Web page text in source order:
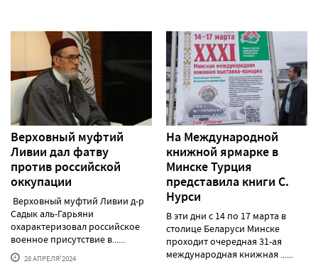
Верховный муфтий
Ливии дал фатву
против российской
оккупации
Верховный муфтий Ливии д-р
Садык аль-Гарьяни
охарактеризовал российское
военное присутствие в......
28 АПРЕЛЯ'2024
На Международной
книжной ярмарке в
Минске Турция
представила книги С.
Нурси
В эти дни с 14 по 17 марта в
столице Беларуси Минске
проходит очередная 31-ая
международная книжная ......